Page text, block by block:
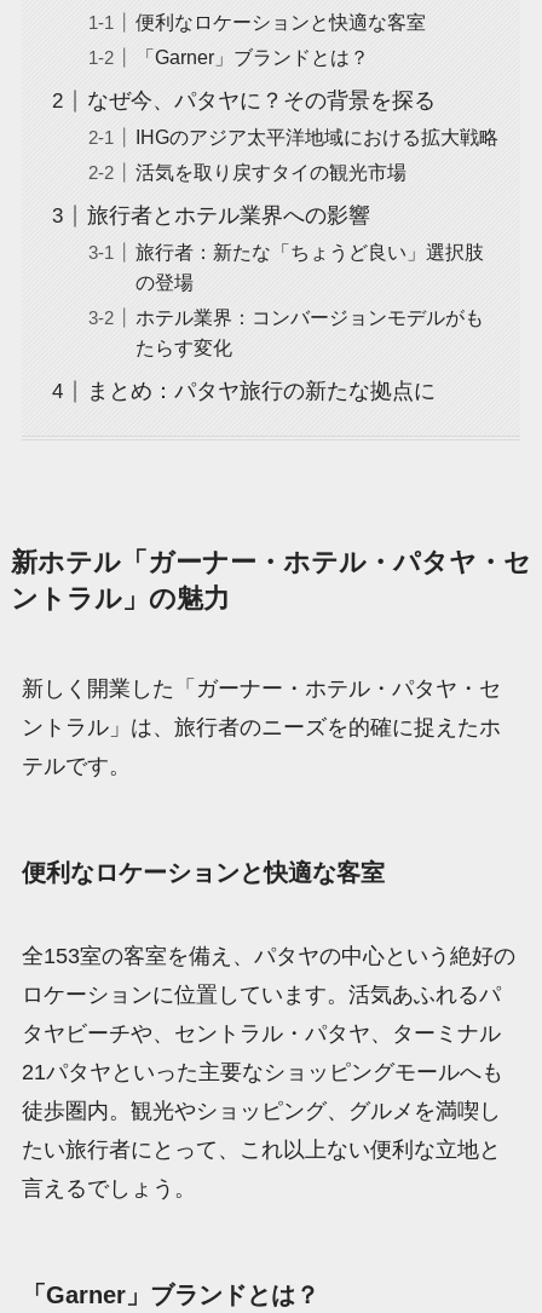
便利なロケーションと快適な客室
「Garner」ブランドとは？
なぜ今、パタヤに？その背景を探る
IHGのアジア太平洋地域における拡大戦略
活気を取り戻すタイの観光市場
旅行者とホテル業界への影響
旅行者：新たな「ちょうど良い」選択肢
の登場
ホテル業界：コンバージョンモデルがも
たらす変化
まとめ：パタヤ旅行の新たな拠点に
新ホテル「ガーナー・ホテル・パタヤ・セ
ントラル」の魅力
新しく開業した「ガーナー・ホテル・パタヤ・セ
ントラル」は、旅行者のニーズを的確に捉えたホ
テルです。
便利なロケーションと快適な客室
全153室の客室を備え、パタヤの中心という絶好の
ロケーションに位置しています。活気あふれるパ
タヤビーチや、セントラル・パタヤ、ターミナル
21パタヤといった主要なショッピングモールへも
徒歩圏内。観光やショッピング、グルメを満喫し
たい旅行者にとって、これ以上ない便利な立地と
言えるでしょう。
「Garner」ブランドとは？